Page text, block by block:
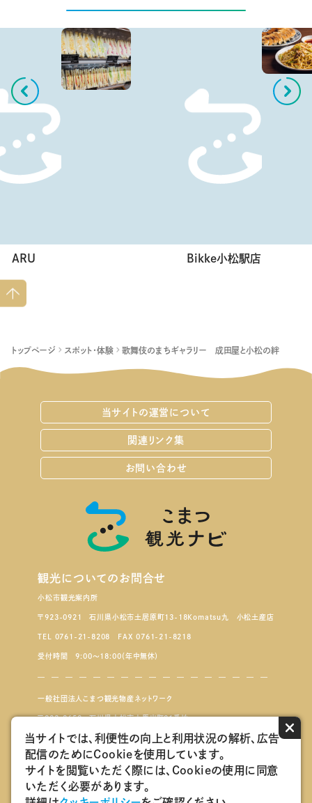
トップページ スポット・体験 歌舞伎のまちギャラリー 成田屋と小松の絆
ARU Bikke小松駅店
ペー
ジト
ップ
当サイトの運営について
関連リンク集
お問い合わせ
観光についてのお問合せ
小松市観光案内所
〒923-0921 石川県小松市土居原町13-18Komatsu九 小松土産店
TEL 0761-21-8208 FAX 0761-21-8218
受付時間 9:00～18:00（年中無休）
一般社団法人こまつ観光物産ネットワーク
〒923-8650 石川県小松市小馬出町91番地
こまつもんマルシェ
会員ログインページ
当サイトでは、利便性の向上と利用状況の解析、広告
配信のためにCookieを使用しています。
サイトを閲覧いただく際には、Cookieの使用に同意
いただく必要があります。
×